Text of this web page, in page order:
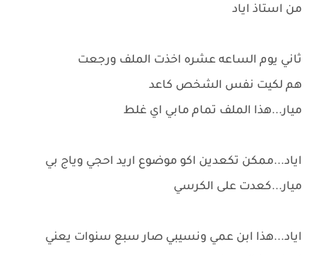
من استاذ اياد
ثاني يوم الساعه عشره اخذت الملف ورجعت
هم لكيت نفس الشخص كاعد
ميار...هذا الملف تمام مابي اي غلط
اياد...ممكن تكعدين اكو موضوع اريد احجي وياج بي
ميار...كعدت على الكرسي
اياد...هذا ابن عمي ونسيبي صار سبع سنوات يعني